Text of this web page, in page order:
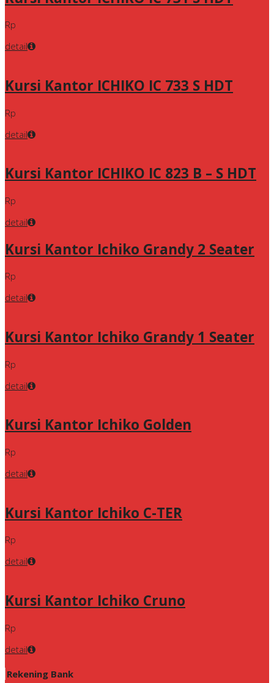
Rp
detail
Kursi Kantor ICHIKO IC 733 S HDT
Rp
detail
Kursi Kantor ICHIKO IC 823 B – S HDT
Rp
detail
Kursi Kantor Ichiko Grandy 2 Seater
Rp
detail
Kursi Kantor Ichiko Grandy 1 Seater
Rp
detail
Kursi Kantor Ichiko Golden
Rp
detail
Kursi Kantor Ichiko C-TER
Rp
detail
Kursi Kantor Ichiko Cruno
Rp
detail
Rekening Bank